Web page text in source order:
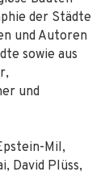
der Städte
und Autoren
sowie aus
und
Mil,
David Plüss,